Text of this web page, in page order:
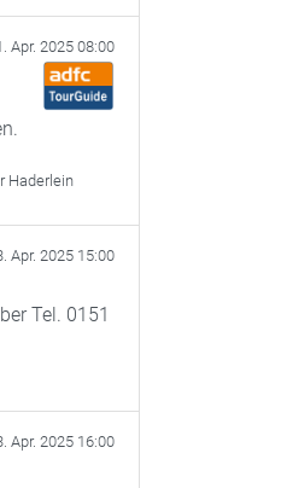
Apr. 2025 08:00
Haderlein
Apr. 2025 15:00
Tel. 0151
Apr. 2025 16:00